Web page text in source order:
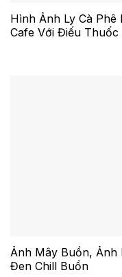
Hình Ảnh Ly Cà Phê
Cafe Với Điếu Thuốc
Ảnh Mây Buồn,
Đen Chill Buồn